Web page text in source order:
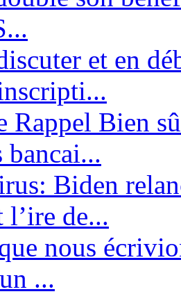
et en
Rappel Bien
bancai...
Biden
l’ire de...
nous
...